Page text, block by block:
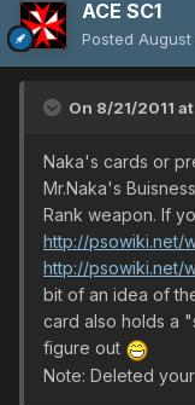
ACE SC1
Posted August
On 8/21/2011
Naka's cards or
Mr.Naka's
Rank weapon. If
http://psowiki.net/
http://psowiki.net/
bit of an idea of
card also holds a
figure out
Note: Deleted